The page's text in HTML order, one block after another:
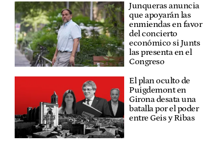
Junqueras anuncia
que apoyarán las
enmiendas en favor
del concierto
económico si Junts
las presenta en el
Congreso
El plan oculto de
Puigdemont en
Girona desata una
batalla por el poder
entre Geis y Ribas